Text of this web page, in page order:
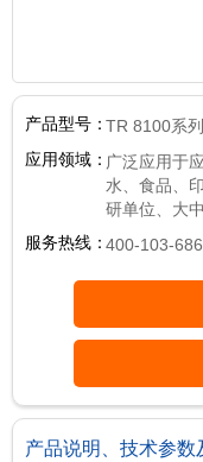
产品型号：TR 8100系列
应用领域： 广泛应用于
水、食品、
研单位、大
服务热线：400-103-
产品说明、技术参数